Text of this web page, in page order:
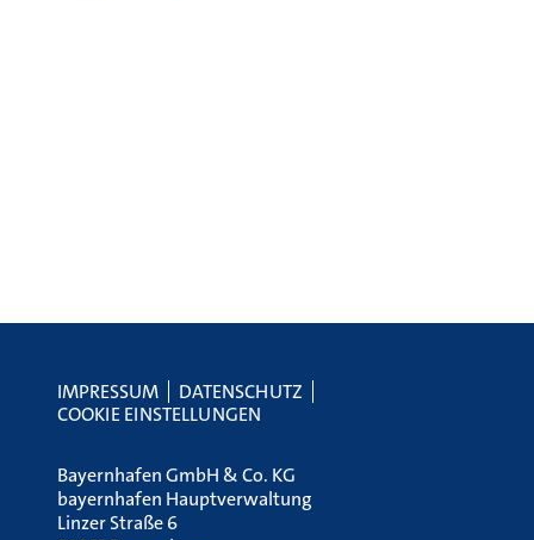
IMPRESSUM
DATENSCHUTZ
COOKIE EINSTELLUNGEN
Bayernhafen GmbH & Co. KG
bayernhafen Hauptverwaltung
Linzer Straße 6